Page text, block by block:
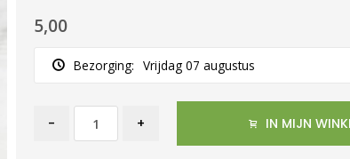
5,00
Bezorging: Vrijdag 07 augustus
- + IN MIJN